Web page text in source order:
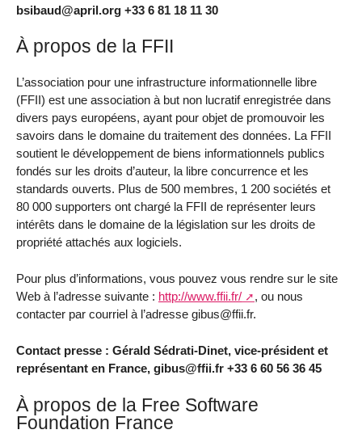
bsibaud@april.org +33 6 81 18 11 30
À propos de la FFII
L’association pour une infrastructure informationnelle libre
(FFII) est une association à but non lucratif enregistrée dans
divers pays européens, ayant pour objet de promouvoir les
savoirs dans le domaine du traitement des données. La FFII
soutient le développement de biens informationnels publics
fondés sur les droits d’auteur, la libre concurrence et les
standards ouverts. Plus de 500 membres, 1 200 sociétés et
80 000 supporters ont chargé la FFII de représenter leurs
intérêts dans le domaine de la législation sur les droits de
propriété attachés aux logiciels.
Pour plus d’informations, vous pouvez vous rendre sur le site
Web à l’adresse suivante : http://www.ffii.fr/
, ou nous
contacter par courriel à l’adresse gibus@ffii.fr.
Contact presse : Gérald Sédrati-Dinet, vice-président et
représentant en France, gibus@ffii.fr +33 6 60 56 36 45
À propos de la Free Software
Foundation France